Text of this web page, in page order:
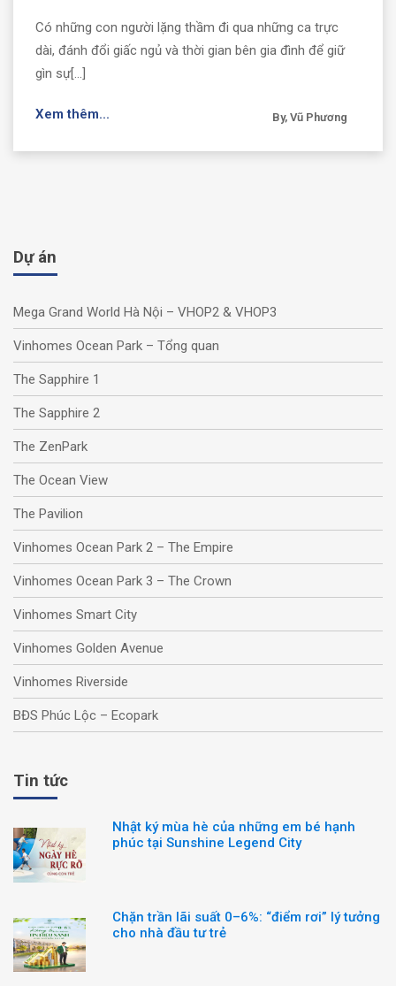
Có những con người lặng thầm đi qua những ca trực
dài, đánh đổi giấc ngủ và thời gian bên gia đình để giữ
gìn sự[...]
Xem thêm... By, Vũ Phương
Dự án
Mega Grand World Hà Nội – VHOP2 & VHOP3
Vinhomes Ocean Park – Tổng quan
The Sapphire 1
The Sapphire 2
The ZenPark
The Ocean View
The Pavilion
Vinhomes Ocean Park 2 – The Empire
Vinhomes Ocean Park 3 – The Crown
Vinhomes Smart City
Vinhomes Golden Avenue
Vinhomes Riverside
BĐS Phúc Lộc – Ecopark
Tin tức
Nhật ký mùa hè của những em bé hạnh
phúc tại Sunshine Legend City
Chặn trần lãi suất 0–6%: “điểm rơi” lý tưởng
cho nhà đầu tư trẻ